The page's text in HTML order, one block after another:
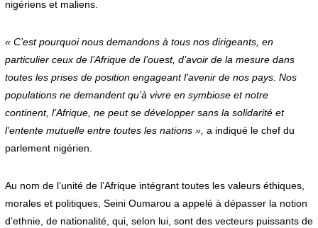
nigériens et maliens.
« C’est pourquoi nous demandons à tous nos dirigeants, en
particulier ceux de l’Afrique de l’ouest, d’avoir de la mesure dans
toutes les prises de position engageant l’avenir de nos pays. Nos
populations ne demandent qu’à vivre en symbiose et notre
continent, l’Afrique, ne peut se développer sans la solidarité et
l’entente mutuelle entre toutes les nations », a indiqué le chef du
parlement nigérien.
Au nom de l’unité de l’Afrique intégrant toutes les valeurs éthiques,
morales et politiques, Seini Oumarou a appelé à dépasser la notion
d’ethnie, de nationalité, qui, selon lui, sont des vecteurs puissants de